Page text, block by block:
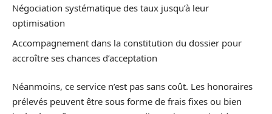
Négociation systématique des taux jusqu’à leur
optimisation
Accompagnement dans la constitution du dossier pour
accroître ses chances d’acceptation
Néanmoins, ce service n’est pas sans coût. Les honoraires
prélevés peuvent être sous forme de frais fixes ou bien